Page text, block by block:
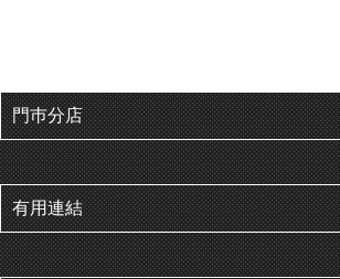
門巿分店
有用連結